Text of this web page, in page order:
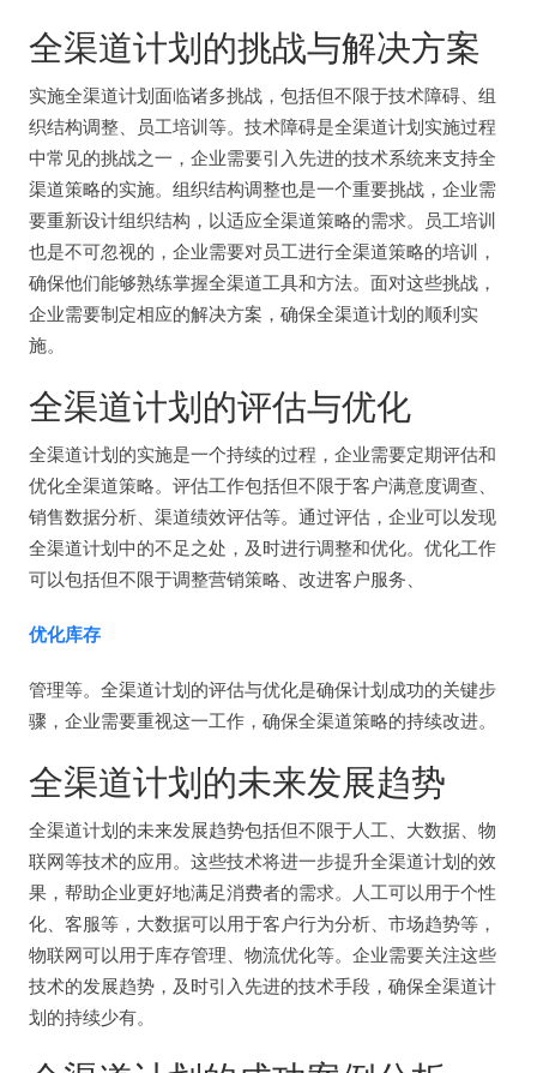
全渠道计划的挑战与解决方案
实施全渠道计划面临诸多挑战，包括但不限于技术障碍、组
织结构调整、员工培训等。技术障碍是全渠道计划实施过程
中常见的挑战之一，企业需要引入先进的技术系统来支持全
渠道策略的实施。组织结构调整也是一个重要挑战，企业需
要重新设计组织结构，以适应全渠道策略的需求。员工培训
也是不可忽视的，企业需要对员工进行全渠道策略的培训，
确保他们能够熟练掌握全渠道工具和方法。面对这些挑战，
企业需要制定相应的解决方案，确保全渠道计划的顺利实
施。
全渠道计划的评估与优化
全渠道计划的实施是一个持续的过程，企业需要定期评估和
优化全渠道策略。评估工作包括但不限于客户满意度调查、
销售数据分析、渠道绩效评估等。通过评估，企业可以发现
全渠道计划中的不足之处，及时进行调整和优化。优化工作
可以包括但不限于调整营销策略、改进客户服务、
优化库存
管理等。全渠道计划的评估与优化是确保计划成功的关键步
骤，企业需要重视这一工作，确保全渠道策略的持续改进。
全渠道计划的未来发展趋势
全渠道计划的未来发展趋势包括但不限于人工、大数据、物
联网等技术的应用。这些技术将进一步提升全渠道计划的效
果，帮助企业更好地满足消费者的需求。人工可以用于个性
化、客服等，大数据可以用于客户行为分析、市场趋势等，
物联网可以用于库存管理、物流优化等。企业需要关注这些
技术的发展趋势，及时引入先进的技术手段，确保全渠道计
划的持续少有。